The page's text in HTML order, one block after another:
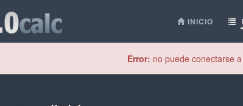
INICIO
Error: no puede conectarse